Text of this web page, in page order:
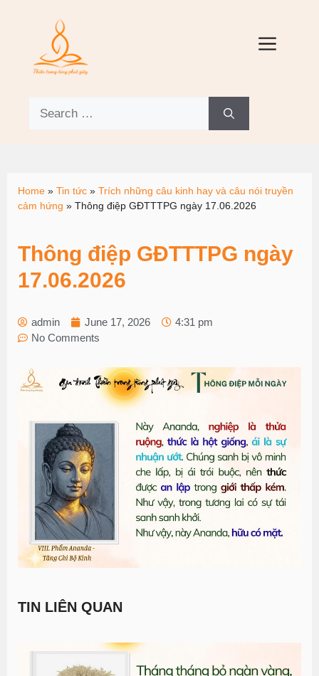
Home » Tin tức » Trích những câu kinh hay và câu nói truyền
cảm hứng » Thông điệp GĐTTTPG ngày 17.06.2026
Thông điệp GĐTTTPG ngày
17.06.2026
admin June 17, 2026
4:31 pm
No Comments
TIN LIÊN QUAN